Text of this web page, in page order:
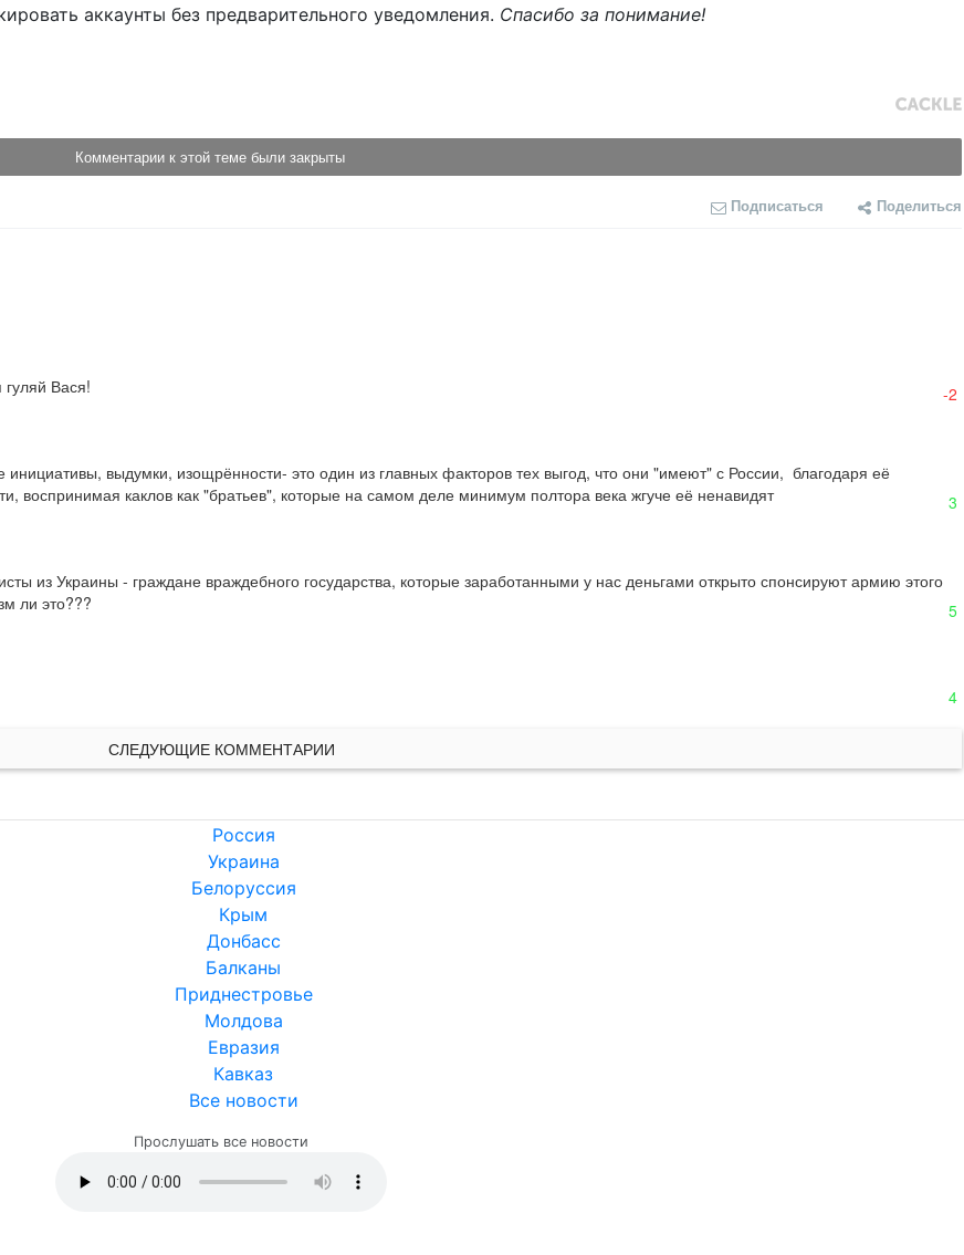
аккаунты без предварительного уведомления. Спасибо за понимание!
Комментарии к этой теме были закрыты
Подписаться Поделиться
гуляй Вася! -2
выдумки, изощрённости- это один из главных факторов тех выгод, что они "имеют" с России,  благодаря её
воспринимая каклов как "братьев", которые на самом деле минимум полтора века жгуче её ненавидят
3
из Украины - граждане враждебного государства, которые заработанными у нас деньгами открыто спонсируют армию этого
ли это???
5
4
СЛЕДУЮЩИЕ КОММЕНТАРИИ
Россия
Украина
Белоруссия
Крым
Донбасс
Балканы
Приднестровье
Молдова
Евразия
Кавказ
Все новости
Прослушать все новости